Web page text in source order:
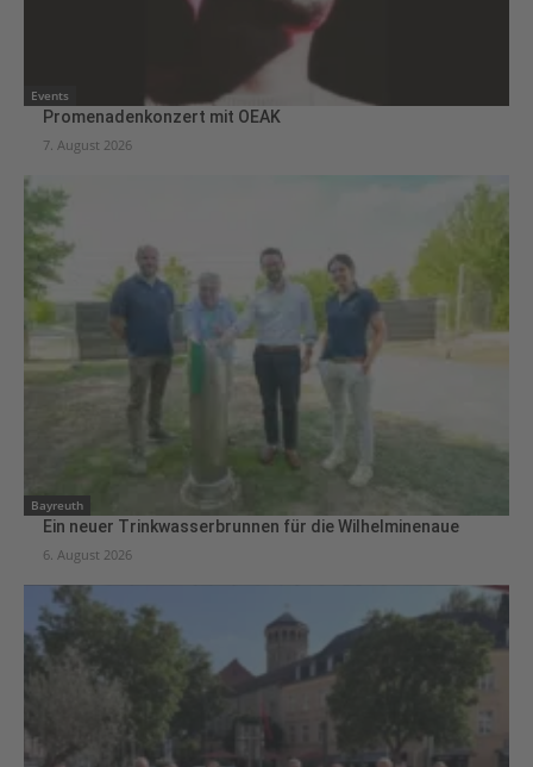
Events
Promenadenkonzert mit OEAK
7. August 2026
Bayreuth
Ein neuer Trinkwasserbrunnen für die Wilhelminenaue
6. August 2026